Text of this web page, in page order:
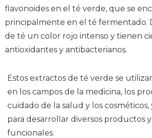
flavonoides en el té verde, que se
principalmente en el té fermentado.
de té un color rojo intenso y tienen
antioxidantes y antibacterianos.
Estos extractos de té verde se
en los campos de la medicina, los
cuidado de la salud y los cosméticos,
para desarrollar diversos productos
funcionales.